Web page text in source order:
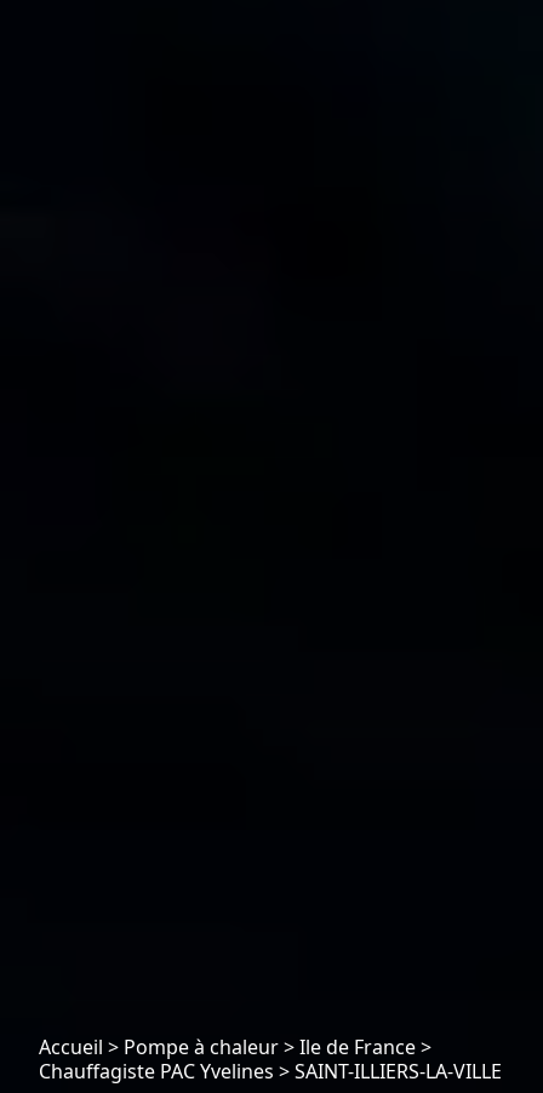
Accueil > Pompe à chaleur>Ile de France>
Chauffagiste PAC Yvelines >SAINT-ILLIERS-LA-VILLE